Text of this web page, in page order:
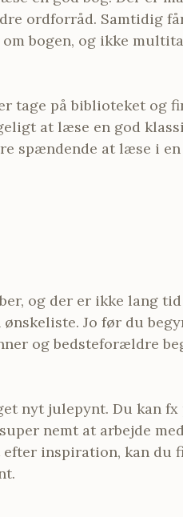
ordforråd. Samtidig
bogen, og ikke
tage på biblioteket og
at læse en god
spændende at læse i
og der er ikke lang
Jo før du
og bedsteforældre
nyt julepynt. Du kan
nemt at arbejde
inspiration, kan du